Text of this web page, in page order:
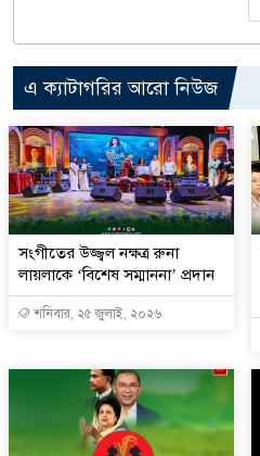
এ ক্যাটাগরির আরো নিউজ
সংগীতের উজ্জ্বল নক্ষত্র রুনা
লায়লাকে ‘বিশেষ সম্মাননা’ প্রদান
শনিবার, ২৫ জুলাই, ২০২৬